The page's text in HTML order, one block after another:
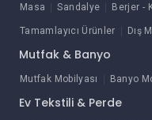
Masa Sandalye Berjer -
Tamamlayıcı Ürünler Dış
Mutfak & Banyo
Mutfak Mobilyası Banyo
Ev Tekstili & Perde